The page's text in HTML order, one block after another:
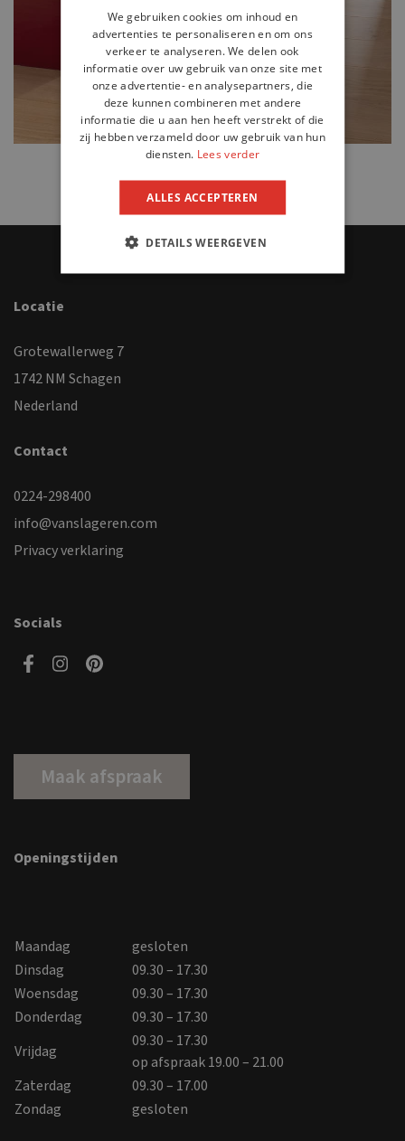
Locatie
Grotewallerweg 7
1742 NM Schagen
Nederland
Contact
0224-298400
info@vanslageren.com
Privacy verklaring
Socials
Maak afspraak
Openingstijden
Maandag
gesloten
Dinsdag
09.30 – 17.30
Woensdag
09.30 – 17.30
Donderdag
09.30 – 17.30
Vrijdag
09.30 – 17.30
op afspraak 19.00 – 21.00
Zaterdag
09.30 – 17.00
Zondag
gesloten
We gebruiken cookies om inhoud en
advertenties te personaliseren en om ons
verkeer te analyseren. We delen ook
informatie over uw gebruik van onze site met
onze advertentie- en analysepartners, die
deze kunnen combineren met andere
informatie die u aan hen heeft verstrekt of die
zij hebben verzameld door uw gebruik van hun
diensten. Lees verder
ALLES ACCEPTEREN
DETAILS WEERGEVEN